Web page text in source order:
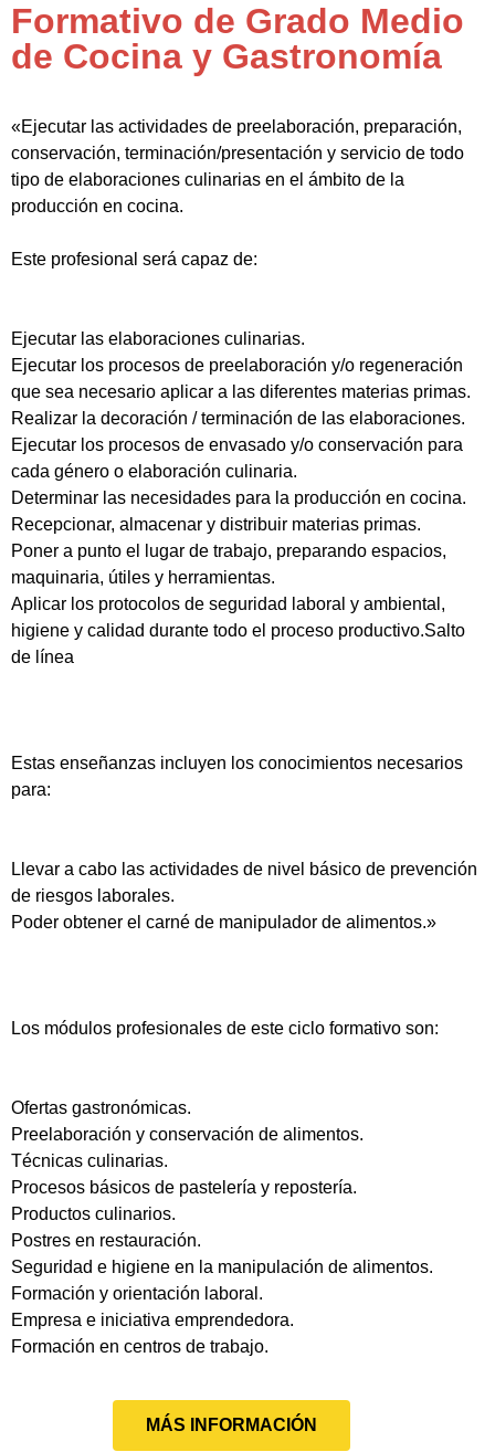
Formativo de Grado Medio
de Cocina y Gastronomía
«Ejecutar las actividades de preelaboración, preparación,
conservación, terminación/presentación y servicio de todo
tipo de elaboraciones culinarias en el ámbito de la
producción en cocina.
Este profesional será capaz de:
Ejecutar las elaboraciones culinarias.
Ejecutar los procesos de preelaboración y/o regeneración
que sea necesario aplicar a las diferentes materias primas.
Realizar la decoración / terminación de las elaboraciones.
Ejecutar los procesos de envasado y/o conservación para
cada género o elaboración culinaria.
Determinar las necesidades para la producción en cocina.
Recepcionar, almacenar y distribuir materias primas.
Poner a punto el lugar de trabajo, preparando espacios,
maquinaria, útiles y herramientas.
Aplicar los protocolos de seguridad laboral y ambiental,
higiene y calidad durante todo el proceso productivo.Salto
de línea
Estas enseñanzas incluyen los conocimientos necesarios
para:
Llevar a cabo las actividades de nivel básico de prevención
de riesgos laborales.
Poder obtener el carné de manipulador de alimentos.»
Los módulos profesionales de este ciclo formativo son:
Ofertas gastronómicas.
Preelaboración y conservación de alimentos.
Técnicas culinarias.
Procesos básicos de pastelería y repostería.
Productos culinarios.
Postres en restauración.
Seguridad e higiene en la manipulación de alimentos.
Formación y orientación laboral.
Empresa e iniciativa emprendedora.
Formación en centros de trabajo.
MÁS INFORMACIÓN